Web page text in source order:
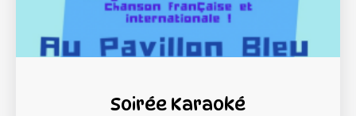
Soirée Karaoké